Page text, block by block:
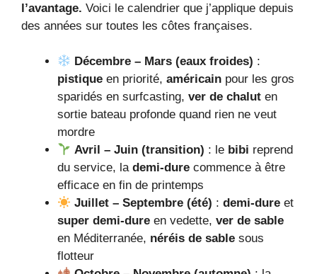
l’avantage. Voici le calendrier que j’applique depuis
des années sur toutes les côtes françaises.
Décembre – Mars (eaux froides) :
pistique en priorité, américain pour les gros
sparidés en surfcasting, ver de chalut en
sortie bateau profonde quand rien ne veut
mordre
Avril – Juin (transition) : le bibi reprend
du service, la demi-dure commence à être
efficace en fin de printemps
Juillet – Septembre (été) :demi-dure et
super demi-dure en vedette, ver de sable
en Méditerranée, néréis de sable sous
flotteur